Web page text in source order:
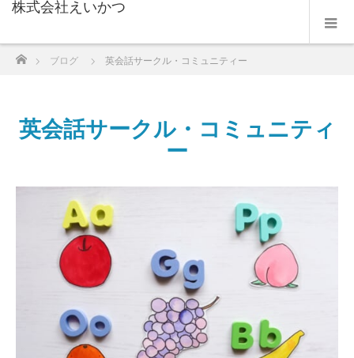
株式会社えいかつ
ブログ 英会話サークル・コミュニティー
英会話サークル・コミュニティ
ー